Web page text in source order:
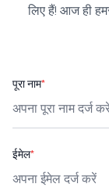
लिए हैं! आज ही
पूरा नाम*
ईमेल*